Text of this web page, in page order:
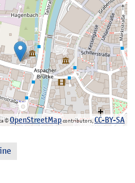
©OpenStreetMapcontributors,CC-BY-SA